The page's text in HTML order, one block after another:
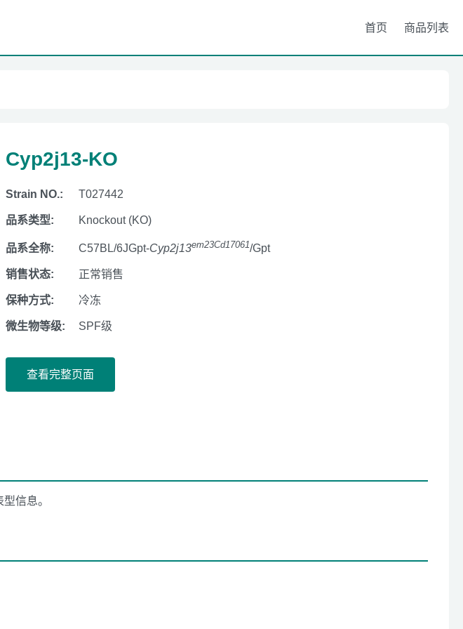
首页 商品列表
Cyp2j13-KO
Strain NO.: T027442
品系类型: Knockout (KO)
品系全称: C57BL/6JGpt-Cyp2j13em23Cd17061/Gpt
销售状态: 正常销售
保种方式: 冷冻
微生物等级: SPF级
查看完整页面
信息。